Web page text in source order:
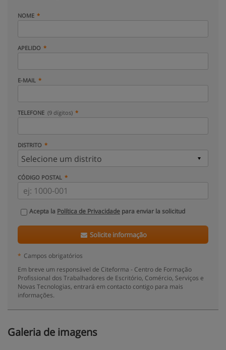
NOME
APELIDO
E-MAIL
TELEFONE (9 dígitos)
DISTRITO
CÓDIGO POSTAL
Acepta la Política de Privacidade para enviar la solicitud
Solicite informação
* Campos obrigatórios
Em breve um responsável de Citeforma - Centro de Formação
Profissional dos Trabalhadores de Escritório, Comércio, Serviços e
Novas Tecnologias, entrará em contacto contigo para mais
informações.
Galeria de imagens